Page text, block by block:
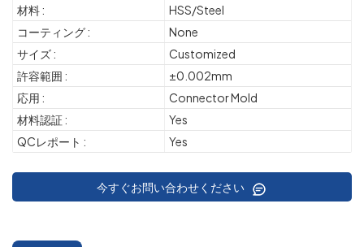
材料 :
HSS/Steel
コーティング :
None
サイズ :
Customized
許容範囲 :
±0.002mm
応用 :
Connector Mold
材料認証 :
Yes
QCレポート :
Yes
今すぐお問い合わせください